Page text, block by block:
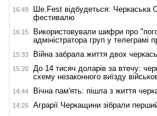
16:49
Ше.Fest відбудеться:
фестивалю
16:15
Використовували шифри про
адміністратора груп у телеграмі
15:33 Війна забрала життя двох
15:20
До 14 тисяч доларів за втечу:
схему незаконного виїзду
14:44 Вічна пам'ять: пішла з життя
14:26 Аграрії Черкащини зібрали